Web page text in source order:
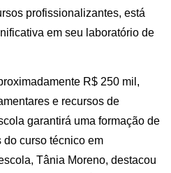
profissionalizantes, está
em seu laboratório de
R$ 250 mil,
e recursos de
garantirá uma formação de
curso técnico em
Tânia Moreno, destacou